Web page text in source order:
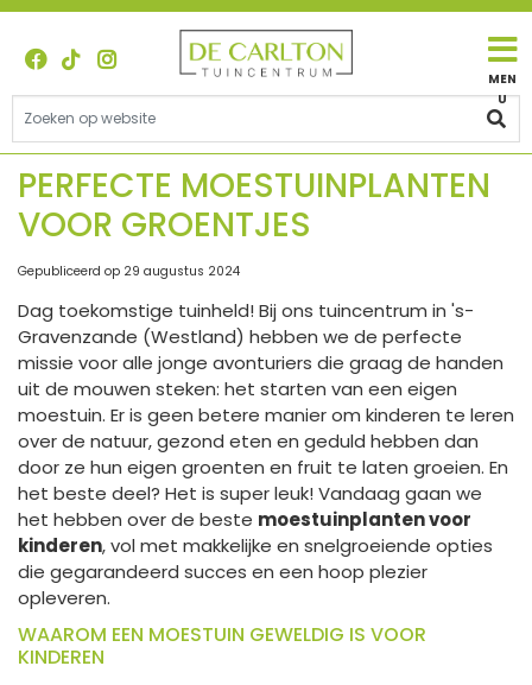
G
PERFECTE MOESTUINPLANTEN
VOOR GROENTJES
Gepubliceerd op 29 augustus 2024
Dag toekomstige tuinheld! Bij ons tuincentrum in 's-
Gravenzande (Westland) hebben we de perfecte
missie voor alle jonge avonturiers die graag de handen
uit de mouwen steken: het starten van een eigen
moestuin. Er is geen betere manier om kinderen te leren
over de natuur, gezond eten en geduld hebben dan
door ze hun eigen groenten en fruit te laten groeien. En
het beste deel? Het is super leuk! Vandaag gaan we
het hebben over de beste moestuinplanten voor
kinderen, vol met makkelijke en snelgroeiende opties
die gegarandeerd succes en een hoop plezier
opleveren.
WAAROM EEN MOESTUIN GEWELDIG IS VOOR
KINDEREN